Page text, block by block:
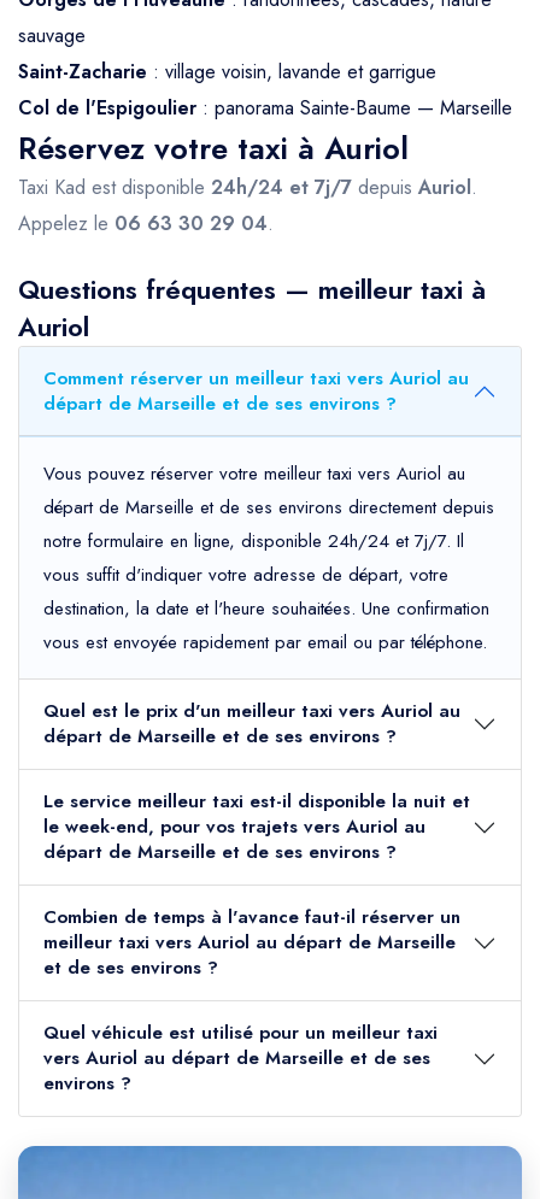
sauvage
Saint-Zacharie : village voisin, lavande et garrigue
Col de l'Espigoulier : panorama Sainte-Baume — Marseille
Réservez votre taxi à Auriol
Taxi Kad est disponible 24h/24 et 7j/7 depuis Auriol.
Appelez le 06 63 30 29 04.
Questions fréquentes — meilleur taxi à
Auriol
Comment réserver un meilleur taxi vers Auriol au
départ de Marseille et de ses environs ?
Vous pouvez réserver votre meilleur taxi vers Auriol au
départ de Marseille et de ses environs directement depuis
notre formulaire en ligne, disponible 24h/24 et 7j/7. Il
vous suffit d'indiquer votre adresse de départ, votre
destination, la date et l'heure souhaitées. Une confirmation
vous est envoyée rapidement par email ou par téléphone.
Quel est le prix d'un meilleur taxi vers Auriol au
départ de Marseille et de ses environs ?
Le service meilleur taxi est-il disponible la nuit et
le week-end, pour vos trajets vers Auriol au
départ de Marseille et de ses environs ?
Combien de temps à l'avance faut-il réserver un
meilleur taxi vers Auriol au départ de Marseille
et de ses environs ?
Quel véhicule est utilisé pour un meilleur taxi
vers Auriol au départ de Marseille et de ses
environs ?